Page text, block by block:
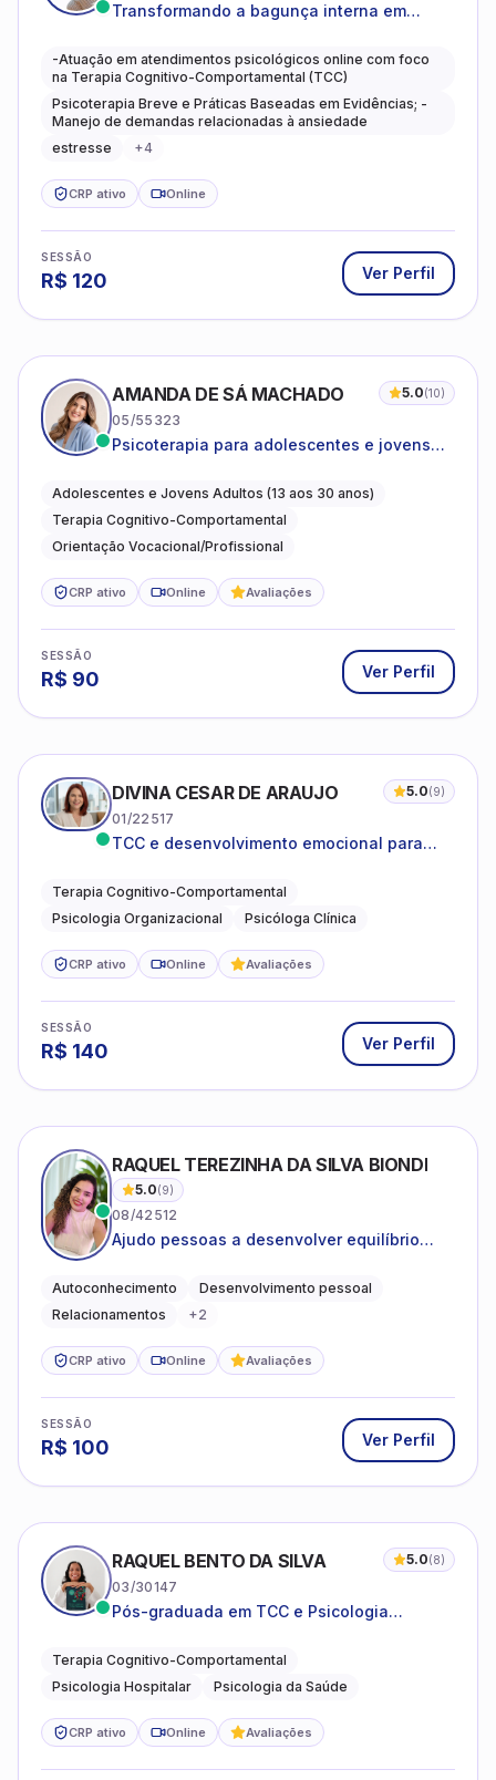
Transformando a bagunça interna em
caminhos mais gentis para se viver.
-Atuação em atendimentos psicológicos online com foco
na Terapia Cognitivo-Comportamental (TCC)
Psicoterapia Breve e Práticas Baseadas em Evidências; -
Manejo de demandas relacionadas à ansiedade
estresse
+4
CRP ativo Online
SESSÃO
R$ 120 Ver Perfil
AMANDA DE SÁ MACHADO 5.0(10)
05/55323
Psicoterapia para adolescentes e jovens
autoestima, relações e orientação
profissional
Adolescentes e Jovens Adultos (13 aos 30 anos)
Terapia Cognitivo-Comportamental
Orientação Vocacional/Profissional
CRP ativo Online Avaliações
SESSÃO
R$ 90 Ver Perfil
DIVINA CESAR DE ARAUJO 5.0(9)
01/22517
TCC e desenvolvimento emocional para
Terapia Cognitivo-Comportamental
Psicologia Organizacional
Psicóloga Clínica
CRP ativo Online Avaliações
SESSÃO
R$ 140 Ver Perfil
RAQUEL TEREZINHA DA SILVA BIONDI
5.0(9)
08/42512
Ajudo pessoas a desenvolver equilíbrio
Autoconhecimento
Desenvolvimento pessoal
Relacionamentos
+2
CRP ativo Online Avaliações
SESSÃO
R$ 100 Ver Perfil
RAQUEL BENTO DA SILVA 5.0(8)
03/30147
Pós-graduada em TCC e Psicologia
Terapia Cognitivo-Comportamental
Psicologia Hospitalar
Psicologia da Saúde
CRP ativo Online Avaliações